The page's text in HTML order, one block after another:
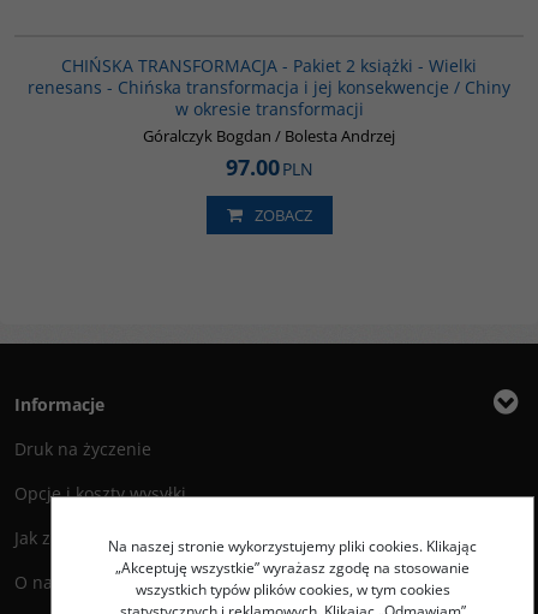
CHIŃSKA TRANSFORMACJA - Pakiet 2 książki - Wielki
renesans - Chińska transformacja i jej konsekwencje / Chiny
w okresie transformacji
Góralczyk Bogdan / Bolesta Andrzej
97.00PLN
ZOBACZ
Informacje
Druk na życzenie
Opcje i koszty wysyłki
Jak zamawiać?
O nas
Na naszej stronie wykorzystujemy pliki cookies. Klikając
„Akceptuję wszystkie” wyrażasz zgodę na stosowanie
wszystkich typów plików cookies, w tym cookies